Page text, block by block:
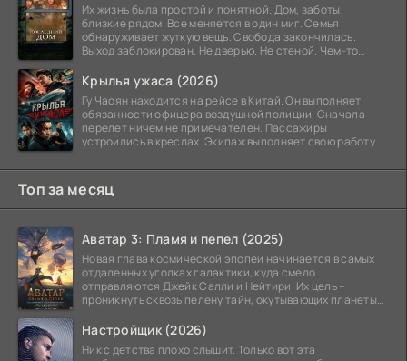
Их жизнь была простой и понятной. Дом, заботы,
близкие рядом. Все меняется в один миг. Семья
обнаруживает жуткую вещь. Свобода закончилась.
Выход заблокирован. Не дверью. Не стеной. Чем-то
Крылья ужаса (2026)
Гу Чаоян находится на рейсе в Китай. Он выполняет
обязанности офицера воздушной полиции. Сначала
перелет ничем не примечателен. Пассажиры
устроились в креслах. Экипаж выполняет свою работу.
Топ за месяц
Аватар 3: Пламя и пепел (2025)
Новая глава космической эпопеи начинается в самых
отдаленных уголках галактики, куда смело
отправляются Джейк Салли и Нейтири. Их цель –
проникнуть сквозь пелену тайн, окутывающих планеты
Настройщик (2026)
Ник с детства плохо слышит. Только вот эта